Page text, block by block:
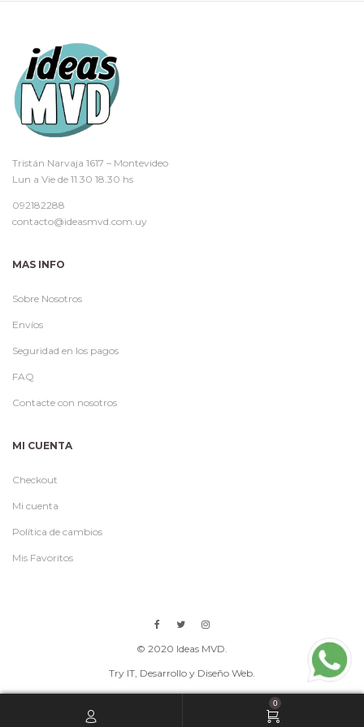
Tristán Narvaja 1617 – Montevideo
Lun a Vie de 11.30 18.30 hs
092182288
contacto@ideasmvd.com.uy
MAS INFO
Sobre Nosotros
Envíos
Seguridad en los pagos
FAQ
Contacte con nosotros
MI CUENTA
Checkout
Mi cuenta
Política de cambios
Mis Favoritos
© 2020 Ideas MVD.
Try IT , Desarrollo y Diseño Web.
0